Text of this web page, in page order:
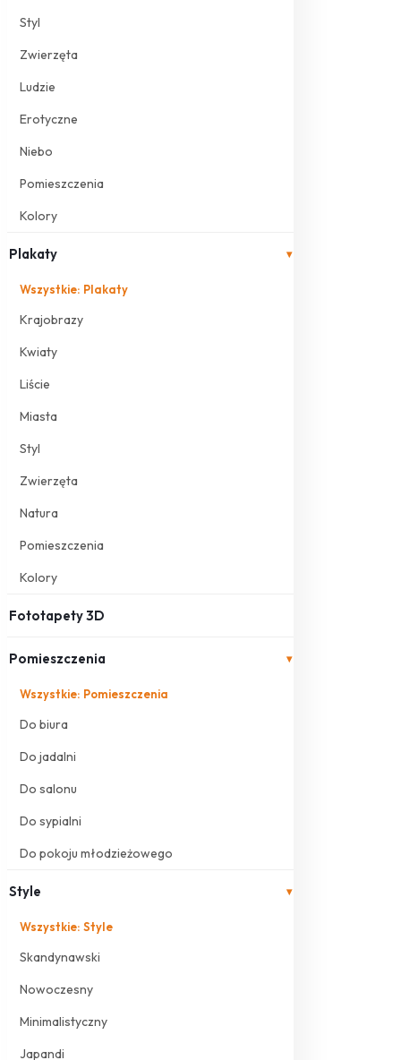
Styl
Zwierzęta
Ludzie
Erotyczne
Niebo
Pomieszczenia
Kolory
Plakaty ▾
Wszystkie: Plakaty
Krajobrazy
Kwiaty
Liście
Miasta
Styl
Zwierzęta
Natura
Pomieszczenia
Kolory
Fototapety 3D
Pomieszczenia ▾
Wszystkie: Pomieszczenia
Do biura
Do jadalni
Do salonu
Do sypialni
Do pokoju młodzieżowego
Style ▾
Wszystkie: Style
Skandynawski
Nowoczesny
Minimalistyczny
Japandi